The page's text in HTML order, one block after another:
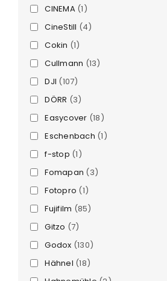
CINEMA (1)
CineStill (4)
Cokin (1)
Cullmann (13)
DJI (107)
DÖRR (3)
Easycover (18)
Eschenbach (1)
f-stop (1)
Fomapan (3)
Fotopro (1)
Fujifilm (85)
Gitzo (7)
Godox (130)
Hähnel (18)